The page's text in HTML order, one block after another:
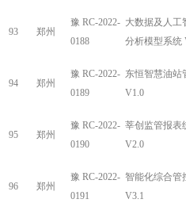
93 郑州
豫 RC-2022-
0188
大数据及人工
分析模型系统
94 郑州
豫 RC-2022-
0189
东恒智慧油站
V1.0
95 郑州
豫 RC-2022-
0190
莘创监管报表
V2.0
96 郑州
豫 RC-2022-
0191
智能化综合管
V3.1